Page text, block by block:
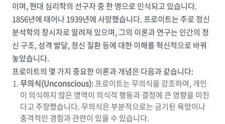
이며, 현대 심리학의 선구자 중 한 명으로 인식되고 있습니다.
1856년에 태어나 1939년에 사망했습니다. 프로이트는 주로 정신
분석학의 창시자로 알려져 있으며, 그의 이론과 연구는 인간의 정
신 구조, 성격 발달, 정신 질환 등에 대한 이해를 혁신적으로 바꿔
놓았습니다.
프로이트의 몇 가지 중요한 이론과 개념은 다음과 같습니다:
무의식(Unconscious):프로이트는 무의식을 강조하여, 개인
이 의식하지 않은 영역이 의식적 행동과 결정에 큰 영향을 미친
다고 주장했습니다. 무의식은 부분적으로는 금기된 욕망이나
충격적인 경험과 관련이 있을 수 있습니다.